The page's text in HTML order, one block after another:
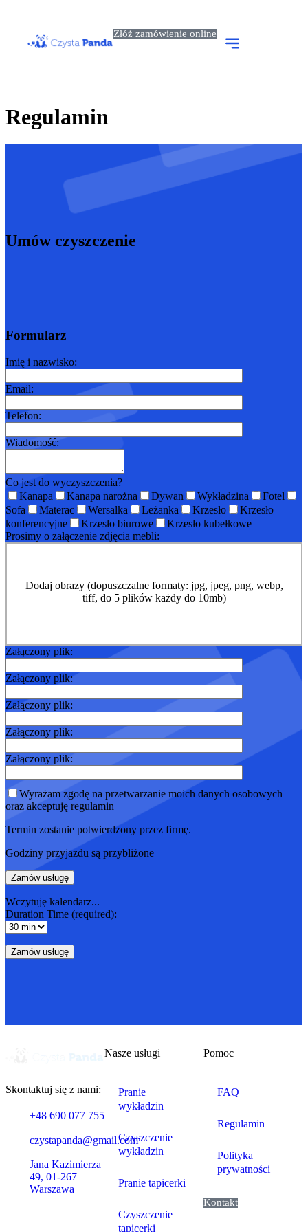
Złóż zamówienie online
Regulamin
Umów czyszczenie
Formularz
Imię i nazwisko:
Email:
Telefon:
Wiadomość:
Co jest do wyczyszczenia?
Kanapa
Kanapa narożna Dywan Wykładzina
Fotel
Sofa
Materac Wersalka Leżanka Krzesło
Krzesło
konferencyjne
Krzesło biurowe
Krzesło kubełkowe
Prosimy o załączenie zdjęcia mebli:
Dodaj obrazy (dopuszczalne formaty: jpg, jpeg, png, webp,
tiff, do 5 plików każdy do 10mb)
Załączony plik:
Załączony plik:
Załączony plik:
Załączony plik:
Załączony plik:
Wyrażam zgodę na przetwarzanie moich danych osobowych
oraz akceptuję regulamin
Termin zostanie potwierdzony przez firmę.
Godziny przyjazdu są przybliżone
Wczytuję kalendarz...
Duration Time (required):
Skontaktuj się z nami:
+48 690 077 755
czystapanda@gmail.com
Jana Kazimierza
49, 01-267
Warszawa
Nasze usługi
Pranie
wykładzin
Czyszczenie
wykładzin
Pranie tapicerki
Czyszczenie
tapicerki
Pomoc
FAQ
Regulamin
Polityka
prywatności
Kontakt